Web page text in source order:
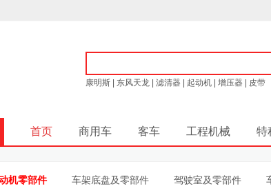
康明斯 东风天龙 滤清器 起动机 增压器 皮带
首页 商用车 客车 工程机械 特
机零部件 车架底盘及零部件 驾驶室及零部件